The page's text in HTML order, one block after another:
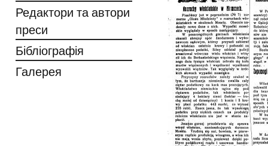
Редактори та автори
преси
Бібліографія
Галерея